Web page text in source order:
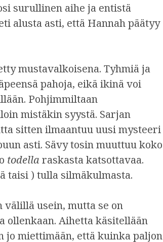
surullinen aihe ja entistä
alusta asti, että Hannah päätyy
mustavalkoisena. Tyhmiä ja
pahoja, eikä ikinä voi
Pohjimmiltaan
mistäkin syystä. Sarjan
sitten ilmaantuu uusi mysteeri
asti. Sävy tosin muuttuu koko
todellaraskasta katsottavaa.
taisi ) tulla silmäkulmasta.
usein, mutta se on
ollenkaan. Aihetta käsitellään
jo miettimään, että kuinka paljon